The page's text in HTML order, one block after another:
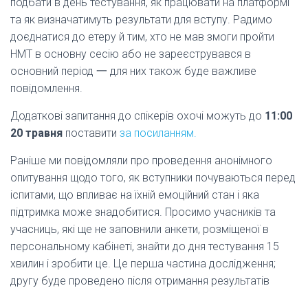
та як визначатимуть результати для вступу. Радимо
доєднатися до етеру й тим, хто не мав змоги пройти
НМТ в основну сесію або не зареєструвався в
основний період 一 для них також буде важливе
повідомлення.
Додаткові запитання до спікерів охочі можуть до 11:00
20 травня поставити за посиланням.
Раніше ми повідомляли про проведення анонімного
опитування щодо того, як вступники почуваються перед
іспитами, що впливає на їхній емоційний стан і яка
підтримка може знадобитися. Просимо учасників та
учасниць, які ще не заповнили анкети, розміщеної в
персональному кабінеті, знайти до дня тестування 15
хвилин і зробити це. Це перша частина дослідження;
другу буде проведено після отримання результатів